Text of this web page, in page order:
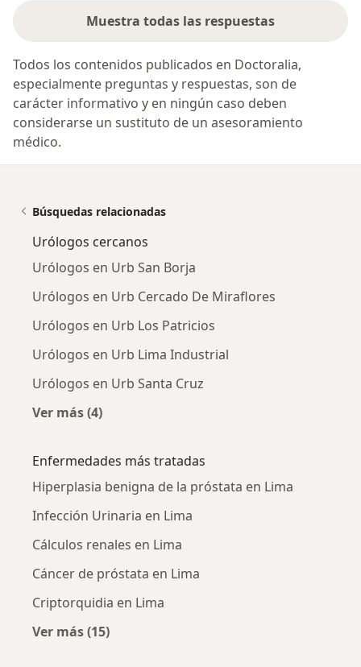
Muestra todas las respuestas
Todos los contenidos publicados en Doctoralia,
especialmente preguntas y respuestas, son de
carácter informativo y en ningún caso deben
considerarse un sustituto de un asesoramiento
médico.
Búsquedas relacionadas
Urólogos cercanos
Urólogos en Urb San Borja
Urólogos en Urb Cercado De Miraflores
Urólogos en Urb Los Patricios
Urólogos en Urb Lima Industrial
Urólogos en Urb Santa Cruz
Ver más (4)
Enfermedades más tratadas
Hiperplasia benigna de la próstata en Lima
Infección Urinaria en Lima
Cálculos renales en Lima
Cáncer de próstata en Lima
Criptorquidia en Lima
Ver más (15)